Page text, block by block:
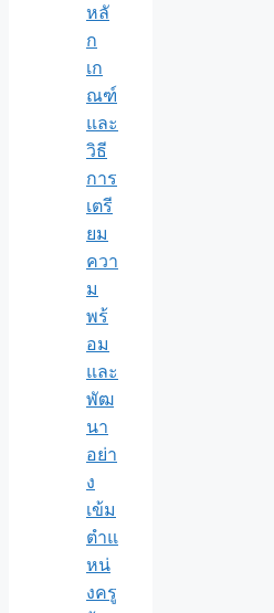
หลั
ก
เก
ณฑ์
และ
วิธี
การ
เตรี
ยม
ควา
ม
พร้
อม
และ
พัฒ
นา
อย่า
ง
เข้ม
ตำแ
หน่
งครู